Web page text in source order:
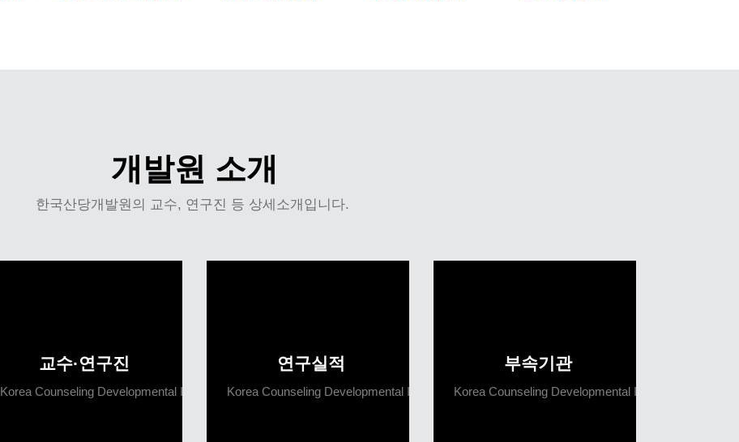
개발원 소개
한국산당개발원의 교수, 연구진 등 상세소개입니다.
교수·연구진
Korea Counseling Developmental Institute
연구실적
Korea Counseling Developmental Institute
부속기관
Korea Counseling Developmental Institute